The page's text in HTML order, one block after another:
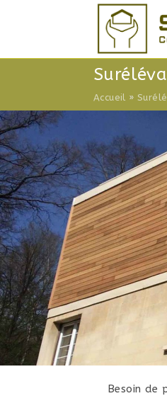
Accueil »
Besoin de